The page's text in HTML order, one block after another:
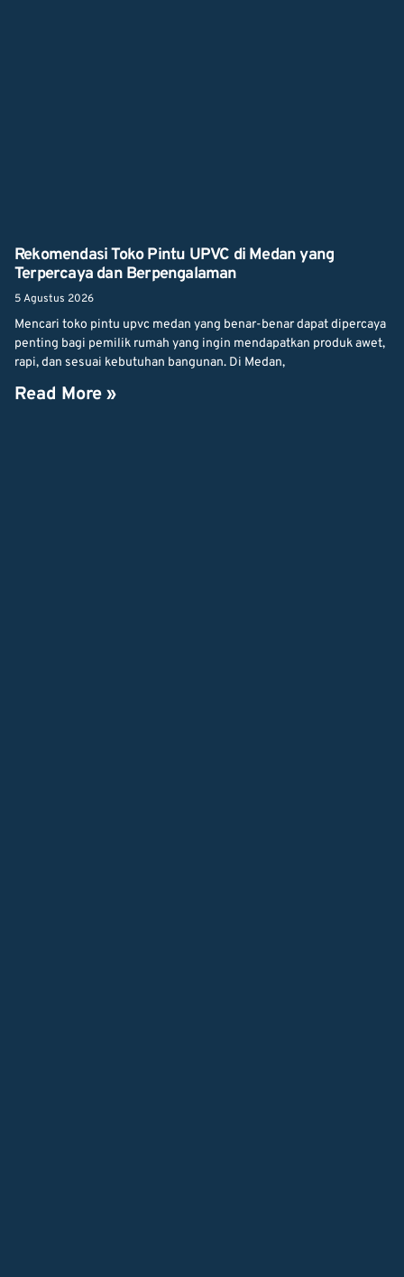
Rekomendasi Toko Pintu UPVC di Medan yang
Terpercaya dan Berpengalaman
5 Agustus 2026
Mencari toko pintu upvc medan yang benar-benar dapat dipercaya
penting bagi pemilik rumah yang ingin mendapatkan produk awet,
rapi, dan sesuai kebutuhan bangunan. Di Medan,
Read More »